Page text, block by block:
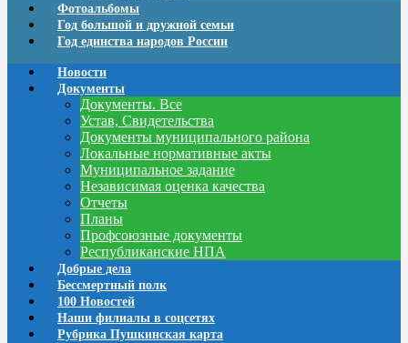
Фотоальбомы
Год большой и дружной семьи
Год единства народов России
Новости
Документы
Документы. Все
Устав, Свидетельства
Документы муниципального района
Локальные нормативные акты
Муниципальное задание
Независимая оценка качества
Отчеты
Планы
Профсоюзные документы
Республиканские НПА
Добрые дела
Бессмертный полк
100 Новостей
Наши филиалы в соцсетях
Рубрика Пушкинская карта